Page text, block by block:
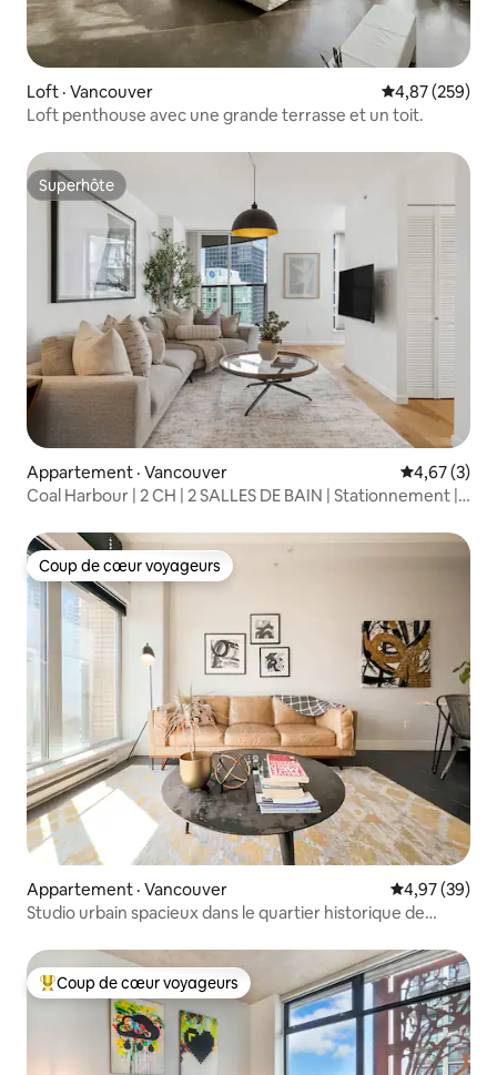
Loft · Vancouver Note
4,87 (259)
Loft penthouse avec une grande terrasse et un toit.
Superhôte
Superhôte
Appartement · Vancouver Note
4,67 (3)
Coal Harbour | 2 CH | 2 SALLES DE BAIN | Stationnement |
Coup de cœur voyageurs
Coup de cœur voyageurs
Appartement · Vancouver Note
4,97 (39)
Studio urbain spacieux dans le quartier historique de
Coup de cœur voyageurs parmi les plus aimés
Coup de cœur voyageurs